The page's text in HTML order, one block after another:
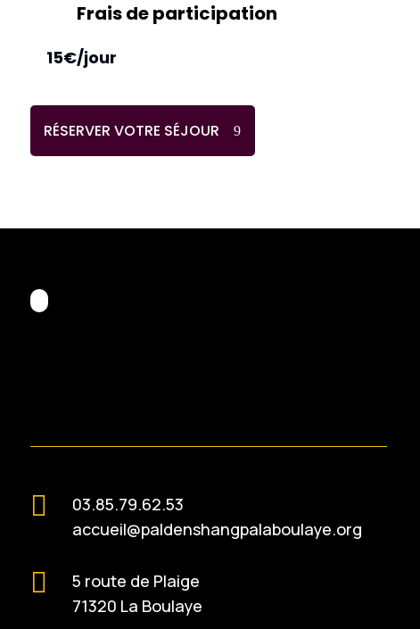
Frais de participation
15€/jour
RÉSERVER VOTRE SÉJOUR

03.85.79.62.53
accueil@paldenshangpalaboulaye.org

5 route de Plaige
71320 La Boulaye